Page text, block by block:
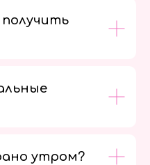
утром?